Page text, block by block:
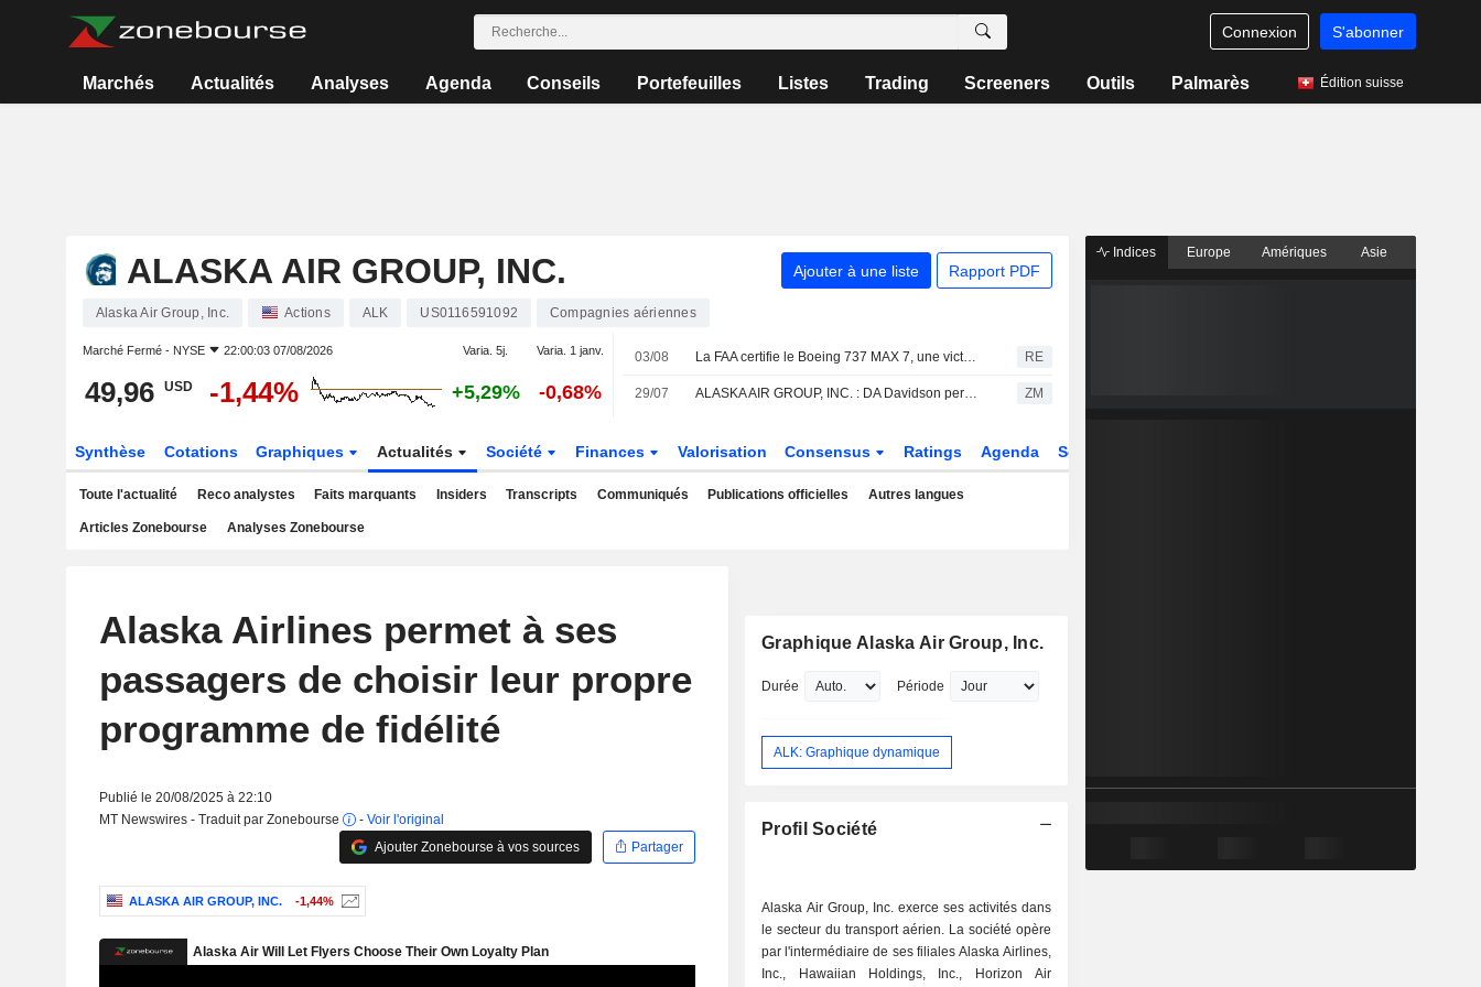
Connexion S'abonner
Marchés Actualités Analyses Agenda Conseils Portefeuilles Listes Trading Screeners Outils Palmarès Édition suisse
ALASKA AIR GROUP, INC. Ajouter à une liste Rapport PDF
Alaska Air Group, Inc. Actions ALK US0116591092 Compagnies aériennes
Marché Fermé - NYSE 22:00:03 07/08/2026 Varia. 5j. Varia. 1 janv.
49,96 USD -1,44% +5,29% -0,68%
03/08 La FAA certifie le Boeing 737 MAX 7, une victoire pour l'avionneur américain RE
29/07 ALASKA AIR GROUP, INC. : DA Davidson persiste à l'achat ZM
Synthèse Cotations Graphiques Actualités Société Finances Valorisation Consensus Ratings Agenda Secteur
Toute l'actualité Reco analystes Faits marquants Insiders Transcripts Communiqués Publications officielles Autres langues
Articles Zonebourse Analyses Zonebourse
Alaska Airlines permet à ses
passagers de choisir leur propre
programme de fidélité
Publié le 20/08/2025 à 22:10
MT Newswires - Traduit par Zonebourse
- Voir l'original
Ajouter Zonebourse à vos sources
Partager
ALASKA AIR GROUP, INC. -1,44%
Graphique Alaska Air Group, Inc.
Durée Période
ALK: Graphique dynamique
Profil Société
Alaska Air Group, Inc. exerce ses activités dans
le secteur du transport aérien. La société opère
par l'intermédiaire de ses filiales Alaska Airlines,
Inc., Hawaiian Holdings, Inc., Horizon Air
Indices Europe Amériques Asie